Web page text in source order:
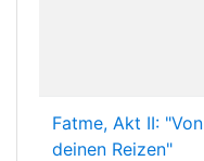
Fatme, Akt II: "Von
deinen Reizen"